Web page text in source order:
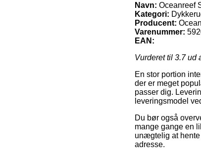
Navn: Oceanreef
Kategori:
Producent:
Varenummer:
EAN:
Vurderet til 3.7ud
En stor portion
der er meget
passer dig.
leveringsmodel
Du bør også
mange gange en
unægtelig at hente
adresse.